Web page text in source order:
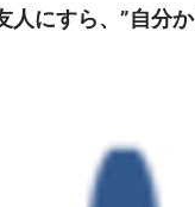
人にすら、”自分